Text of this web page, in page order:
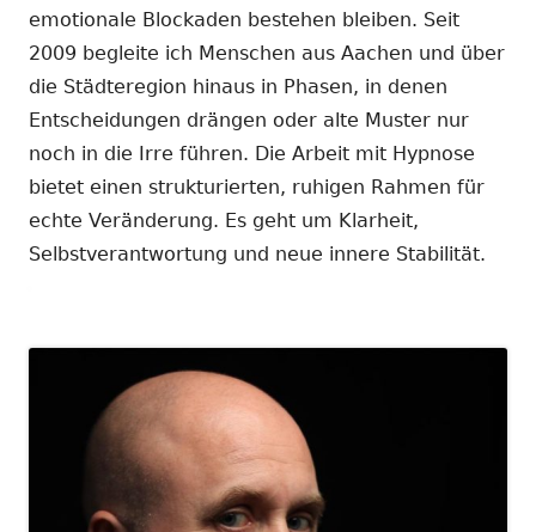
emotionale Blockaden bestehen bleiben. Seit
2009 begleite ich Menschen aus Aachen und über
die Städteregion hinaus in Phasen, in denen
Entscheidungen drängen oder alte Muster nur
noch in die Irre führen. Die Arbeit mit Hypnose
bietet einen strukturierten, ruhigen Rahmen für
echte Veränderung. Es geht um Klarheit,
Selbstverantwortung und neue innere Stabilität.